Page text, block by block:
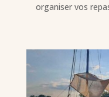
organiser vos